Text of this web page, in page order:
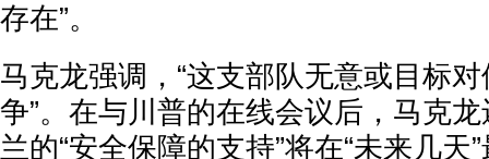
存在”。
马克龙强调，“这支部队无意或目标
争”。在与川普的在线会议后，马克
兰的“安全保障的支持”将在“未来几天